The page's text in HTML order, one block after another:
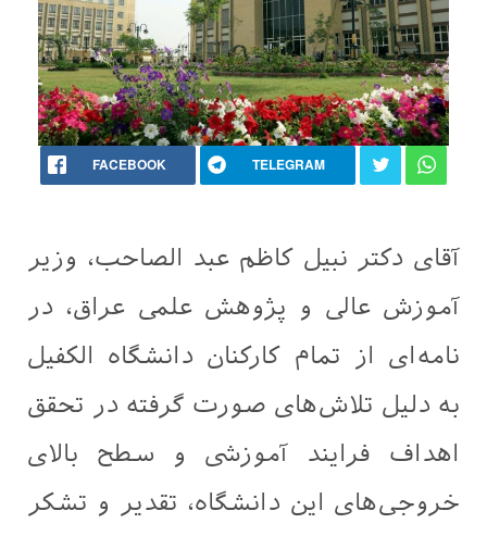
FACEBOOK TELEGRAM
آقای دکتر نبیل کاظم عبد الصاحب، وزیر
آموزش عالی و پژوهش علمی عراق، در
نامه‌ای از تمام کارکنان دانشگاه الكفيل
به دلیل تلاش‌های صورت گرفته در تحقق
اهداف فرایند آموزشی و سطح بالای
خروجی‌های این دانشگاه، تقدیر و تشکر